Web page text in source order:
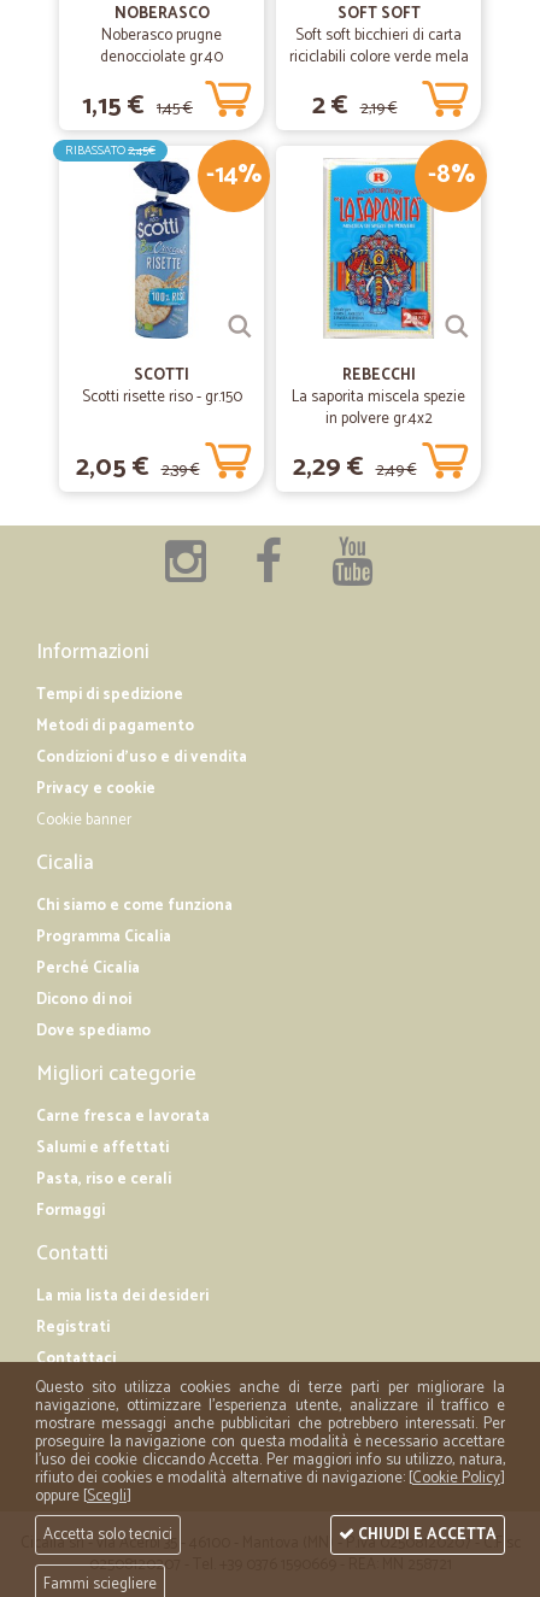
NOBERASCO
Noberasco prugne
denocciolate gr.40
1,15 € 1,45 €
SOFT SOFT
Soft soft bicchieri di carta
riciclabili colore verde mela
2 € 2,19 €
-14%
RIBASSATO2,45€
SCOTTI
Scotti risette riso - gr.150
2,05 € 2,39 €
-8%
REBECCHI
La saporita miscela spezie
in polvere gr.4x2
2,29 € 2,49 €
Informazioni
Tempi di spedizione
Metodi di pagamento
Condizioni d'uso e di vendita
Privacy e cookie
Cookie banner
Cicalia
Chi siamo e come funziona
Programma Cicalia
Perché Cicalia
Dicono di noi
Dove spediamo
Migliori categorie
Carne fresca e lavorata
Salumi e affettati
Pasta, riso e cerali
Formaggi
Contatti
La mia lista dei desideri
Registrati
Contattaci
Cicalia srl - via Acerbi 35 - 46100 - Mantova (MN) - P.iva 02508120207 - C.Fisc
02508120207 - Tel. +39 0376 1590669 - REA: MN 258721
Questo sito utilizza cookies anche di terze parti per migliorare la
navigazione, ottimizzare l'esperienza utente, analizzare il traffico e
mostrare messaggi anche pubblicitari che potrebbero interessati. Per
proseguire la navigazione con questa modalità è necessario accettare
l'uso dei cookie cliccando Accetta. Per maggiori info su utilizzo, natura,
rifiuto dei cookies e modalità alternative di navigazione: [Cookie Policy]
oppure [Scegli]
Accetta solo tecnici
Fammi sciegliere
CHIUDI E ACCETTA